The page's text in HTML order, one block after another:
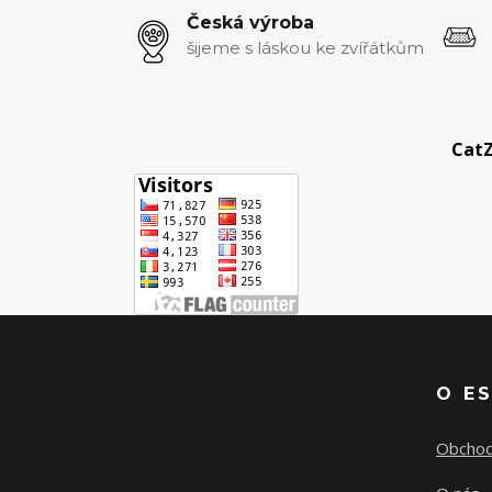
Česká výroba
šijeme s láskou ke zvířátkům
O